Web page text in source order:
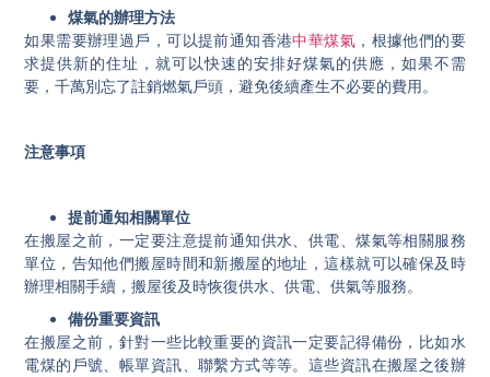
煤氣的辦理方法
如果需要辦理過戶，可以提前通知香港中華煤氣 ，根據他們的要
求提供新的住址，就可以快速的安排好煤氣的供應，如果不需
要，千萬別忘了註銷燃氣戶頭，避免後續產生不必要的費用。
注意事項
提前通知相關單位
在搬屋之前，一定要注意提前通知供水、供電、煤氣等相關服務
單位，告知他們搬屋時間和新搬屋的地址，這樣就可以確保及時
辦理相關手續，搬屋後及時恢復供水、供電、供氣等服務。
備份重要資訊
在搬屋之前，針對一些比較重要的資訊一定要記得備份，比如水
電煤的戶號、帳單資訊、聯繫方式等等。這些資訊在搬屋之後辦